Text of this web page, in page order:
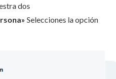
dos
Selecciones la opción